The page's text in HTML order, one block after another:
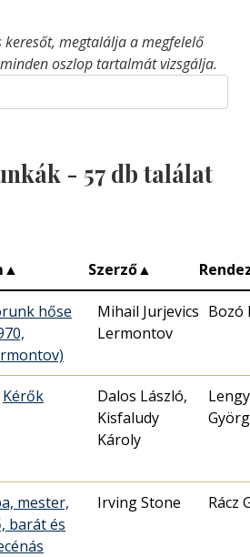
keresőt, megtalálja a megfelelő
oszlop tartalmát vizsgálja.
- 57db találat
▲ Szerző▲
hőse
Mihail Jurjevics
Lermontov
Bozó
Kérők
Dalos László,
Kisfaludy
Károly
mester,
barát és
Irving Stone Rácz